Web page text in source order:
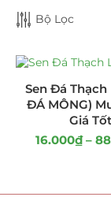
DANH MỤC SẢN
Bộ Lọc
Sen Đá Thạch
ĐÁ MÔNG)
Giá
16.000₫ –